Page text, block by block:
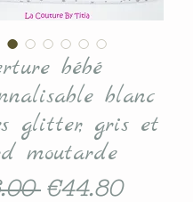
bébé
blanc
glitter, gris et
moutarde
Regular
€44.80Sale